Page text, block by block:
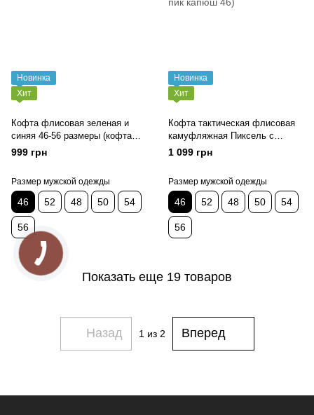
Новинка
Хит
Кофта флисовая зеленая и
синяя 46-56 размеры (кофта
фліс зелена 46)
999 грн
Размер мужской одежды
46 52 48 50 54
56
Новинка
Хит
Кофта тактическая флисовая
камуфляжная Пиксель с
капюшоном, 3 кармана,
размеры 46,48,50,52,54,56
1 099 грн
Размер мужской одежды
46 52 48 50 54
56
Показать еще 19 товаров
Назад 1 из 2 Вперед